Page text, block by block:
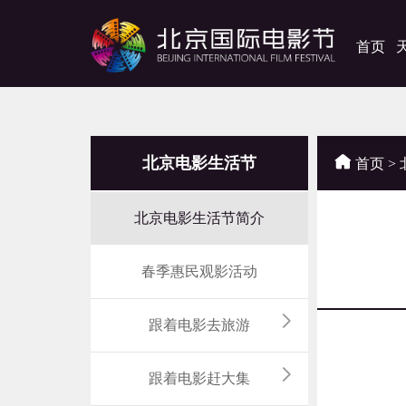
首页
北京电影生活节
北京电影生活节简介
春季惠民观影活动
跟着电影去旅游
跟着电影赶大集
首页 >